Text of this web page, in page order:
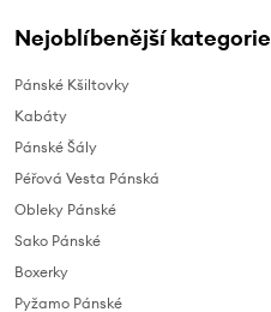
Nejoblíbenější kategorie
Pánské Kšiltovky
Kabáty
Pánské Šály
Péřová Vesta Pánská
Obleky Pánské
Sako Pánské
Boxerky
Pyžamo Pánské